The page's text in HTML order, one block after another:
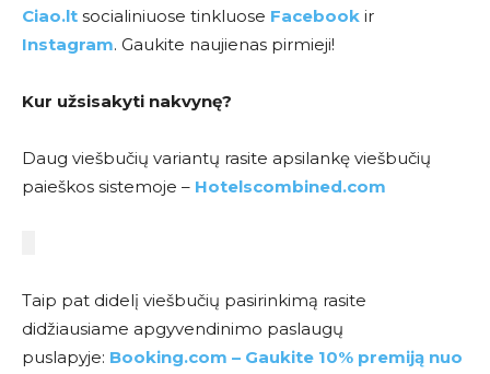
Ciao.lt socialiniuose tinkluose Facebook ir
Instagram. Gaukite naujienas pirmieji!
Kur užsisakyti nakvynę?
Daug viešbučių variantų rasite apsilankę viešbučių
paieškos sistemoje – Hotelscombined.com
Taip pat didelį viešbučių pasirinkimą rasite
didžiausiame apgyvendinimo paslaugų
puslapyje: Booking.com – Gaukite 10% premiją nuo